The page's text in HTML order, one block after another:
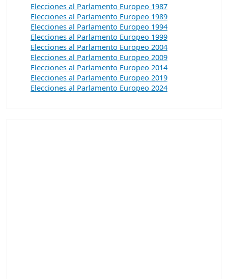
Elecciones al Parlamento Europeo 1987
Elecciones al Parlamento Europeo 1989
Elecciones al Parlamento Europeo 1994
Elecciones al Parlamento Europeo 1999
Elecciones al Parlamento Europeo 2004
Elecciones al Parlamento Europeo 2009
Elecciones al Parlamento Europeo 2014
Elecciones al Parlamento Europeo 2019
Elecciones al Parlamento Europeo 2024